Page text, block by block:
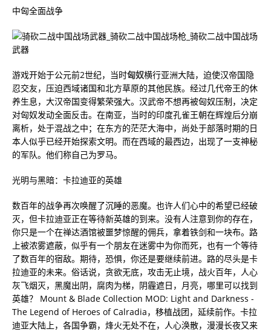
中匈全面战争
游戏开始于公元前2世纪，当时匈奴横行亚洲大陆，迫使汉帝国隐
忍交友，压迫西域诸国和北方草原的其他民族。经过几代帝王的休
养生息，大汉帝国变得繁荣强大。汉武帝不想再被匈奴压制，决定
对匈奴发动全面反击。在南亚，当时的印度孔雀王朝在辉煌后分崩
离析，处于混战之中；在东方的茫茫大海中，尚处于部落时期的日
本人似乎已经开始探索文明。而在西域的最西边，出现了一支神秘
的军队。他们称自己为罗马。
光明与黑暗：卡拉迪亚的英雄
数百年的战争再次唤醒了沉睡的恶魔。也许人们心中的希望已经破
灭，但卡拉迪亚正在等待新英雄的到来。没有人注意到你的存在，
你只是一个在禅达酒馆被噩梦惊醒的佣兵，拿着铁剑和一块布。路
上被浓雾遮蔽，似乎有一个朋友在迷雾中为你而死，也有一个等待
了数百年的宿敌。期待，恐惧，你还是要继续前进。路的尽头是卡
拉迪亚的未来。俗话说，贪欲无底，攻击无止境，战火百年，人心
灰飞烟灭，黑魔出阴，腐肉为梯，阴霾遮日，月亮，哪里可以找到
英雄？ Mount & Blade Collection MOD: Light and Darkness -
The Legend of Heroes of Calradia，移植战团，延续前作。卡拉
迪亚大陆上，各国争霸，烽火无处不在，人心涣散，漫漫长夜又来